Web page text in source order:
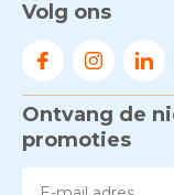
Volg ons
Ontvang de
promoties